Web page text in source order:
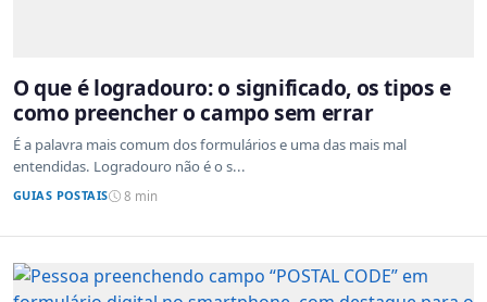
O que é logradouro: o significado, os tipos e
como preencher o campo sem errar
É a palavra mais comum dos formulários e uma das mais mal
entendidas. Logradouro não é o s...
GUIAS POSTAIS 8 min